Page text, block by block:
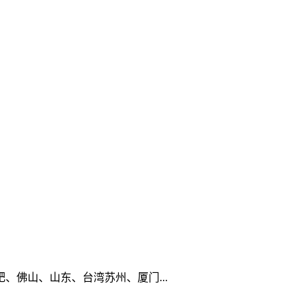
佛山、山东、台湾苏州、厦门...